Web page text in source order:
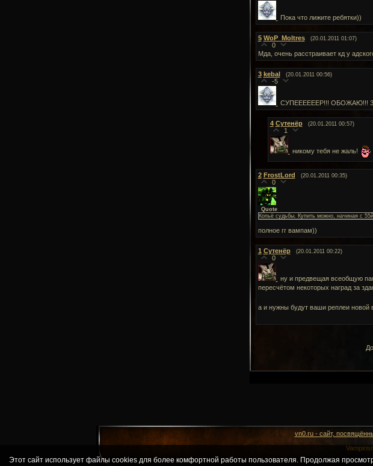
Пока что лижите ребятки))
5 WoP_Moltres (20.01.2011 01:07)
0
Мда, очень расстраивает кд у
3 kebal (20.01.2011 00:56)
-5
СУПЕЕЕЕЕЕР!!! ОБОЖАЮ!!!
4 Сутенёр (20.01.2011 00:57)
1
никому тебя не жаль!
2 FrostLord (20.01.2011 00:35)
0
Quote
Копьё судьбы. Купить можно, начиная с
полное гг вампам))
1 Сутенёр (20.01.2011 00:22)
0
ну и предвещая всеобщую
пересчётом некоторых наград за
а и нужны будут ваши реплеи новой
vn0.ru - сайт,
Этот сайт использует файлы cookies для более комфортной работы пользователя. Продолжая